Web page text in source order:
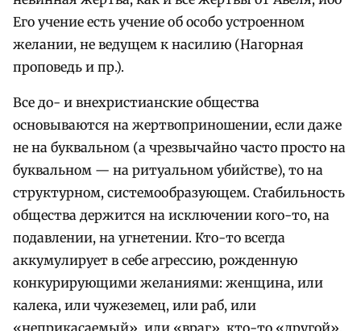
Его учение есть учение об особо устроенном
желании, не ведущем к насилию (Нагорная
проповедь и пр.).
Все до- и внехристианские общества
основываются на жертвоприношении, если даже
не на буквальном (а чрезвычайно часто просто на
буквальном — на ритуальном убийстве), то на
структурном, системообразующем. Стабильность
общества держится на исключении кого-то, на
подавлении, на угнетении. Кто-то всегда
аккумулирует в себе агрессию, рожденную
конкурирующими желаниями: женщина, или
калека, или чужеземец, или раб, или
«неприкасаемый», или «враг», кто-то «другой»,